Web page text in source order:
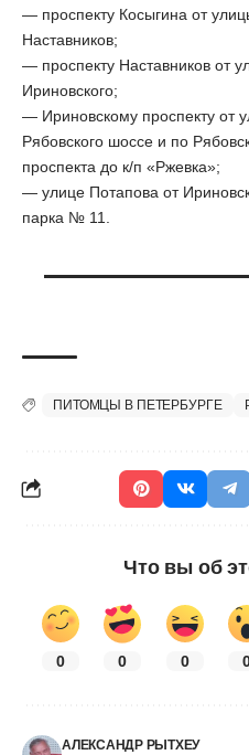
— проспекту Косыгина от
Наставников;
— проспекту Наставников от
Ириновского;
— Ириновскому проспекту от
Рябовского шоссе и по
проспекта до к/п «Ржевка»;
— улице Потапова от
парка № 11.
ПИТОМЦЫ В ПЕТЕРБУРГЕ
Что вы об
0 0 0
АЛЕКСАНДР РЫТХЕУ